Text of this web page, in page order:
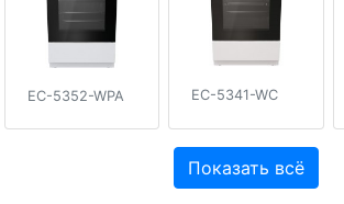
EC-5352-WPA EC-5341-WC
Показать всё